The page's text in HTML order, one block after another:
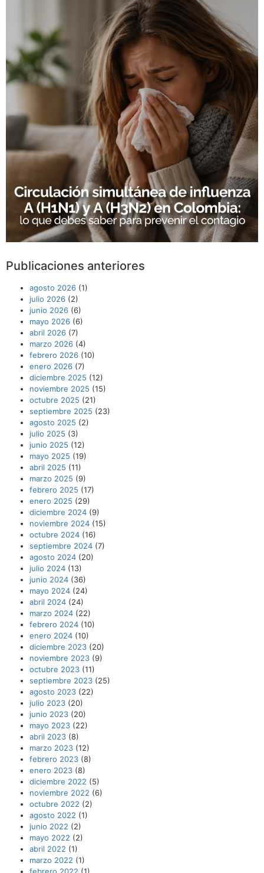
Publicaciones anteriores
agosto 2026 (1)
julio 2026 (2)
junio 2026 (6)
mayo 2026 (6)
abril 2026 (7)
marzo 2026 (4)
febrero 2026 (10)
enero 2026 (7)
diciembre 2025 (12)
noviembre 2025 (15)
octubre 2025 (21)
septiembre 2025 (23)
agosto 2025 (2)
julio 2025 (3)
junio 2025 (12)
mayo 2025 (19)
abril 2025 (11)
marzo 2025 (9)
febrero 2025 (17)
enero 2025 (29)
diciembre 2024 (9)
noviembre 2024 (15)
octubre 2024 (16)
septiembre 2024 (7)
agosto 2024 (20)
julio 2024 (13)
junio 2024 (36)
mayo 2024 (24)
abril 2024 (24)
marzo 2024 (22)
febrero 2024 (10)
enero 2024 (10)
diciembre 2023 (20)
noviembre 2023 (9)
octubre 2023 (11)
septiembre 2023 (25)
agosto 2023 (22)
julio 2023 (20)
junio 2023 (20)
mayo 2023 (22)
abril 2023 (8)
marzo 2023 (12)
febrero 2023 (8)
enero 2023 (8)
diciembre 2022 (5)
noviembre 2022 (6)
octubre 2022 (2)
agosto 2022 (1)
junio 2022 (2)
mayo 2022 (2)
abril 2022 (1)
marzo 2022 (1)
febrero 2022 (1)